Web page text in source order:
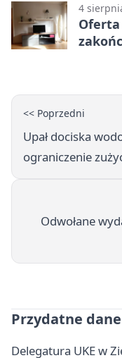
4
Oferta
<< Poprzedni
Upał dociska
ograniczenie
Odwołane
Przydatne
Delegatura UKE w